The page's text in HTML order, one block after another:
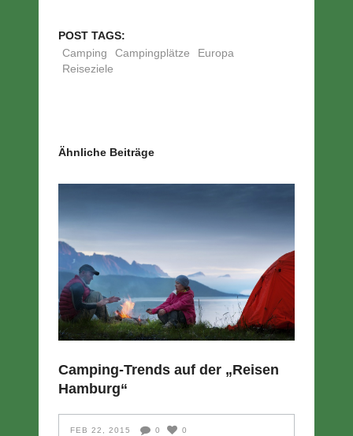
POST TAGS:
Camping
Campingplätze
Europa
Reiseziele
Ähnliche Beiträge
Camping-Trends auf der „Reisen
Hamburg“
FEB 22, 2015 0 0